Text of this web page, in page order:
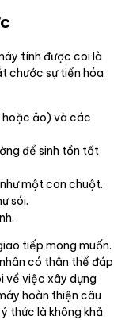
tính được coi là
chước sự tiến hóa
ảo) và các
để sinh tồn tốt
một con chuột.
sói.
tiếp mong muốn.
có thân thể đáp
về việc xây dựng
hoàn thiện câu
thức là không khả